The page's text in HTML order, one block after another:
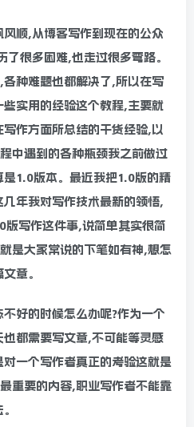
顺,从博客写作到现在的公众
很多困难,也走过很多弯路。
种难题也都解决了,所以在写
实用的经验这个教程,主要就
作方面所总结的干货经验,以
中遇到的各种瓶颈我之前做过
1.0版本。最近我把1.0版的精
年我对写作技术最新的领悟,
版写作这件事,说简单其实很简
是大家常说的下笔如有神,想怎
章。
好的时候怎么办呢?作为一个
都需要写文章,不可能等灵感
一个写作者真正的考验这就是
重要的内容,职业写作者不能靠